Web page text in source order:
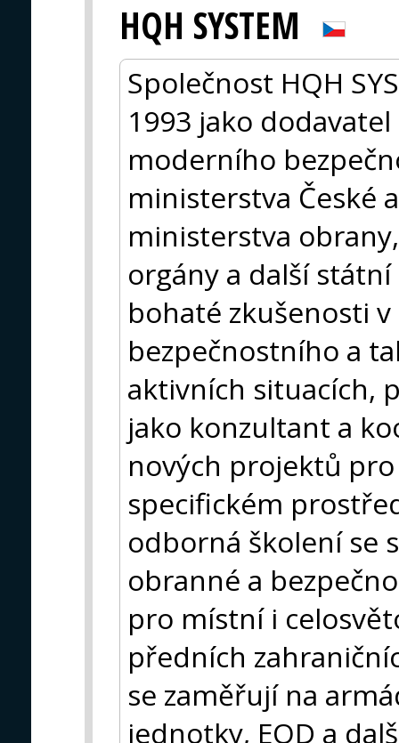
HQH SYSTEM
Společnost HQH
1993 jako
moderního
ministerstva České
ministerstva
orgány a další
bohaté zkušenosti
bezpečnostního a
aktivních situacích,
jako konzultant a
nových projektů
specifickém
odborná školení se
obranné a
pro místní i
předních
se zaměřují na
jednotky, EOD a